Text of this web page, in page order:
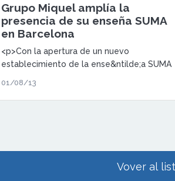
Grupo Miquel amplía la
presencia de su enseña SUMA
en Barcelona
<p>Con la apertura de un nuevo
establecimiento de la ense&ntilde;a SUMA
manifiesto el buen camino que sigue la
01/08/13
Vover al